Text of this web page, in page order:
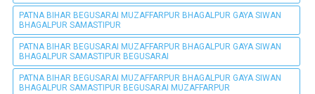
PATNA BIHAR BEGUSARAI MUZAFFARPUR BHAGALPUR GAYA SIWAN
BHAGALPUR SAMASTIPUR
PATNA BIHAR BEGUSARAI MUZAFFARPUR BHAGALPUR GAYA SIWAN
BHAGALPUR SAMASTIPUR BEGUSARAI
PATNA BIHAR BEGUSARAI MUZAFFARPUR BHAGALPUR GAYA SIWAN
BHAGALPUR SAMASTIPUR BEGUSARAI MUZAFFARPUR